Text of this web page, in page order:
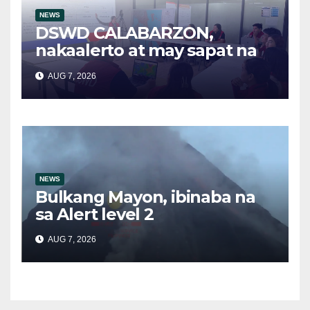
NEWS
DSWD CALABARZON,
nakaalerto at may sapat na
relief supplies para sa
posibleng epekto ng
Bagyong Maymay at Habagat
AUG 7, 2026
NEWS
Bulkang Mayon, ibinaba na
sa Alert level 2
AUG 7, 2026